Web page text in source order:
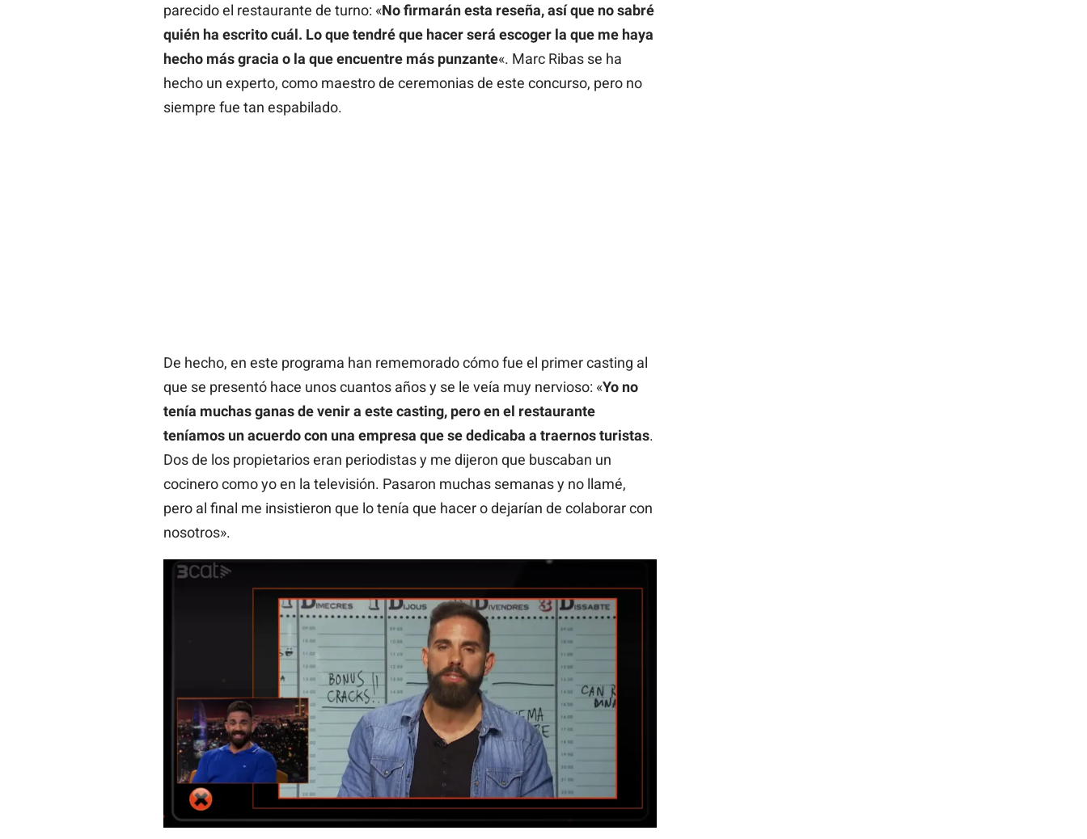
parecido el restaurante de turno: «No firmarán esta reseña, así que no sabré
quién ha escrito cuál. Lo que tendré que hacer será escoger la que me haya
hecho más gracia o la que encuentre más punzante«. Marc Ribas se ha
hecho un experto, como maestro de ceremonias de este concurso, pero no
siempre fue tan espabilado.
De hecho, en este programa han rememorado cómo fue el primer casting al
que se presentó hace unos cuantos años y se le veía muy nervioso: «Yo no
tenía muchas ganas de venir a este casting, pero en el restaurante
teníamos un acuerdo con una empresa que se dedicaba a traernos turistas.
Dos de los propietarios eran periodistas y me dijeron que buscaban un
cocinero como yo en la televisión. Pasaron muchas semanas y no llamé,
pero al final me insistieron que lo tenía que hacer o dejarían de colaborar con
nosotros».